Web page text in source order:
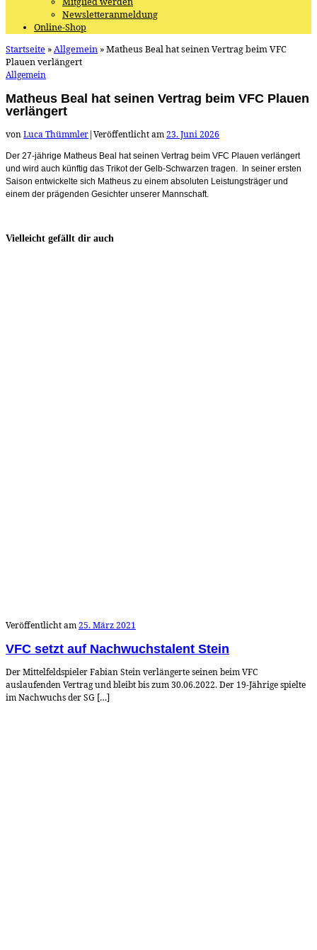
Newsletteranmeldung
Online-Shop
Startseite »Allgemein »Matheus Beal hat seinen Vertrag beim VFC
Plauen verlängert
Allgemein
Matheus Beal hat seinen Vertrag beim VFC Plauen
verlängert
vonLuca Thümmler|Veröffentlicht am23. Juni 2026
Der 27-jährige Matheus Beal hat seinen Vertrag beim VFC Plauen verlängert
und wird auch künftig das Trikot der Gelb-Schwarzen tragen. In seiner ersten
Saison entwickelte sich Matheus zu einem absoluten Leistungsträger und
einem der prägenden Gesichter unserer Mannschaft.
Vielleicht gefällt dir auch
Veröffentlicht am25. März 2021
VFC setzt auf Nachwuchstalent Stein
Der Mittelfeldspieler Fabian Stein verlängerte seinen beim VFC
auslaufenden Vertrag und bleibt bis zum 30.06.2022. Der 19-Jährige spielte
im Nachwuchs der SG […]